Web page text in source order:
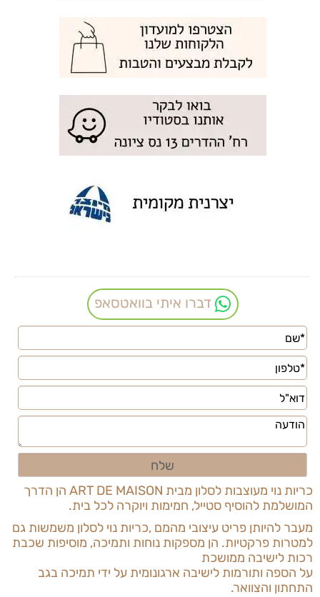
דברו איתי בוואטסאפ
כריות נוי מעוצבות לסלון מבית ART DE MAISON הן הדרך
המושלמת להוסיף סטייל, חמימות ויוקרה לכל בית.
מעבר להיותן פריט עיצובי מהמם ,כריות נוי לסלון משמשות גם
למטרות פרקטיות. הן מספקות נוחות ותמיכה, מוסיפות שכבת
רכות לישיבה ממושכת
על הספה ותורמות לישיבה ארגונומית על ידי תמיכה בגב
התחתון והצוואר.